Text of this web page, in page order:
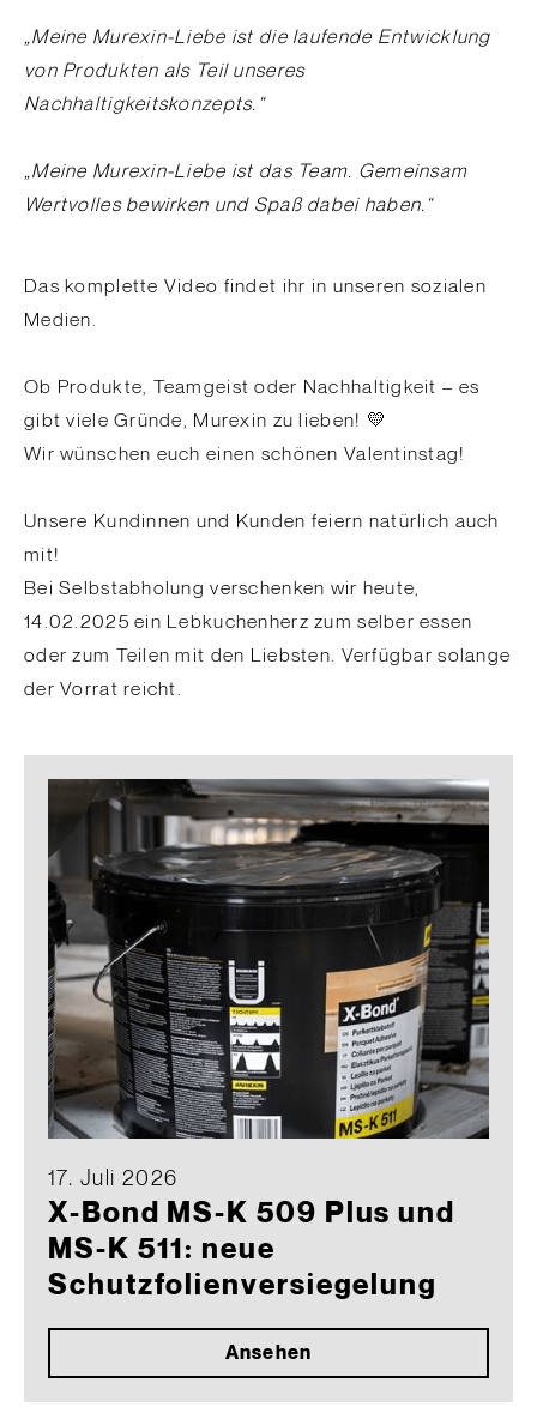
„Meine Murexin-Liebe ist die laufende Entwicklung
von Produkten als Teil unseres
Nachhaltigkeitskonzepts.“
„Meine Murexin-Liebe ist das Team. Gemeinsam
Wertvolles bewirken und Spaß dabei haben.“
Das komplette Video findet ihr in unseren sozialen
Medien.
Ob Produkte, Teamgeist oder Nachhaltigkeit – es
gibt viele Gründe, Murexin zu lieben! 💛
Wir wünschen euch einen schönen Valentinstag!
Unsere Kundinnen und Kunden feiern natürlich auch
mit!
Bei Selbstabholung verschenken wir heute,
14.02.2025 ein Lebkuchenherz zum selber essen
oder zum Teilen mit den Liebsten. Verfügbar solange
der Vorrat reicht.
17. Juli 2026
X-Bond MS-K 509 Plus und
MS-K 511: neue
Schutzfolienversiegelung
Ansehen